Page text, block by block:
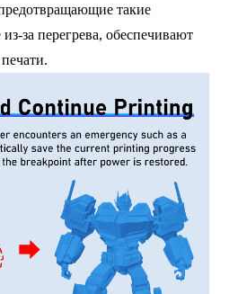
такие
за перегрева, обеспечивают